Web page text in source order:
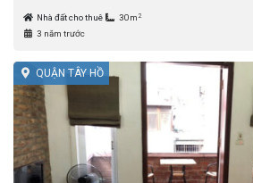
Nhà đất cho thuê 30m 2
3 năm trước
QUẬN TÂY HỒ